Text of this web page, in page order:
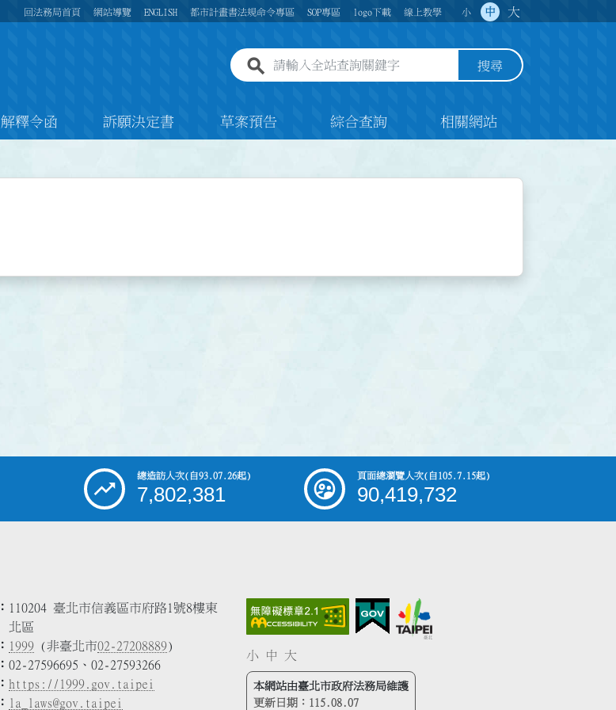
回法務局首頁 網站導覽 ENGLISH 都市計畫書法規命令專區 SOP專區 logo下載 線上教學 小 中 大
全站查詢關鍵字欄位 搜尋
解釋令函 訴願決定書 草案預告 綜合查詢 相關網站
總造訪人次(自93.07.26起)
7,802,381
頁面總瀏覽人次(自105.7.15起)
90,419,732
110204 臺北市信義區市府路1號8樓東
北區
1999 (非臺北市02-27208889)
02-27596695、02-27593266
https://1999.gov.taipei
la_laws@gov.taipei
小 中 大
本網站由臺北市政府法務局維護
更新日期： 115.08.07